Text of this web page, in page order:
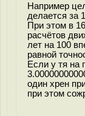
Например
делается за
При этом в
расчётов
лет на 100
равной
Если у тя на
один хрен
при этом